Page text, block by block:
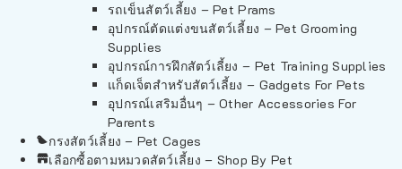
รถเข็นสัตว์เลี้ยง – Pet Prams
อุปกรณ์ตัดแต่งขนสัตว์เลี้ยง – Pet Grooming
Supplies
อุปกรณ์การฝึกสัตว์เลี้ยง – Pet Training Supplies
แก็ดเจ็ตสำหรับสัตว์เลี้ยง – Gadgets For Pets
อุปกรณ์เสริมอื่นๆ – Other Accessories For
Parents
กรงสัตว์เลี้ยง – Pet Cages
เลือกซื้อตามหมวดสัตว์เลี้ยง – Shop By Pet